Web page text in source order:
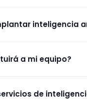
o ajustar modelos con
inteligencia
Muchas soluciones
a mi equipo?
lo repetitivo para que tu
de